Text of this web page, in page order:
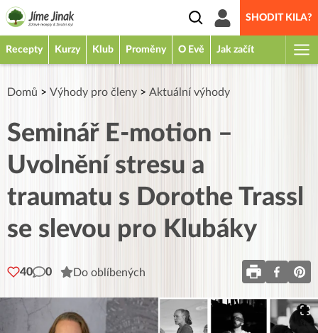
SHODIT KILA?
Recepty Kurzy Klub Proměny O Evě Jak začít
Domů > Výhody pro členy > Aktuální výhody
Seminář E-motion –
Uvolnění stresu a
traumatu s Dorothe Trassl
se slevou pro Klubáky
40 0 Do oblíbených